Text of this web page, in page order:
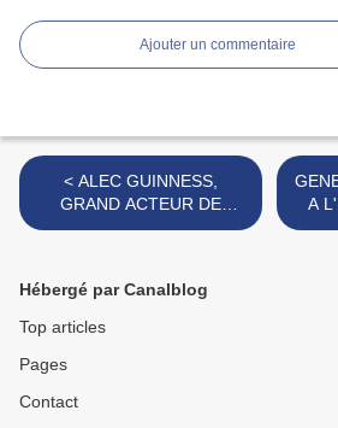
Ajouter un commentaire
< ALEC GUINNESS,
GRAND ACTEUR DE
COMPOSITION DU
A
Hébergé par Canalblog
Top articles
Pages
Contact